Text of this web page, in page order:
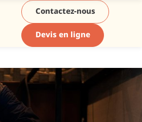
Contactez-nous
Devis en ligne